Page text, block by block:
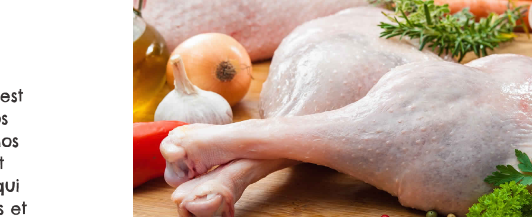
et
Suite une longue étude
du consommateur
tunisien, nous avons
compris qu’aujourd’hui
un produit doit être
goûteux équilibré pour
Le tunisien est
beaucoup plus
sur le plan santé
diététique; les
sans gras sont
très répandus.